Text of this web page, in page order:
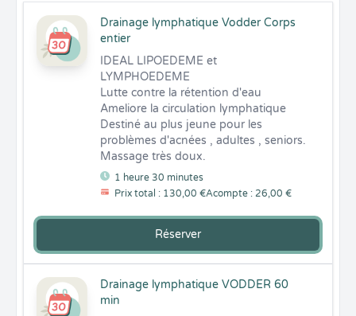
Drainage lymphatique Vodder Corps
entier
1 heure 30 minutes
Prix total : 130,00 €Acompte : 26,00 €
IDEAL LIPOEDEME et
LYMPHOEDEME
Lutte contre la rétention d'eau
Ameliore la circulation lymphatique
Destiné au plus jeune pour les
problèmes d'acnées , adultes , seniors.
Massage très doux.
Réserver
Drainage lymphatique VODDER 60
min